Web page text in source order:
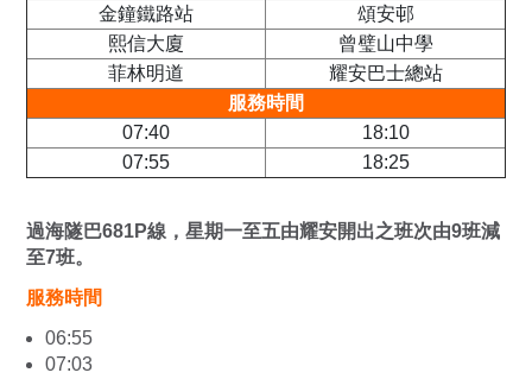
金鐘鐵路站
頌安邨
熙信大廈
曾璧山中學
菲林明道
耀安巴士總站
服務時間
07:40
18:10
07:55
18:25
過海隧巴681P線，星期一至五由耀安開出之班次由9班減
至7班。
服務時間
06:55
07:03